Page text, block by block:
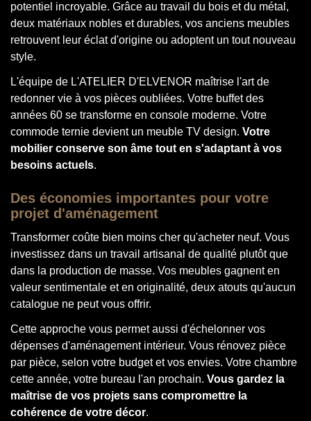
potentiel incroyable. Grâce au travail du bois et du métal,
deux matériaux nobles et durables, vos anciens meubles
retrouvent leur éclat d'origine ou adoptent un tout nouveau
style.
L'équipe de L'ATELIER D'ELVENOR maîtrise l'art de
redonner vie à vos pièces oubliées. Votre buffet des
années 60 se transforme en console moderne. Votre
commode ternie devient un meuble TV design. Votre
mobilier conserve son âme tout en s'adaptant à vos
besoins actuels.
Des économies importantes pour votre
projet d'aménagement
Transformer coûte bien moins cher qu'acheter neuf. Vous
investissez dans un travail artisanal de qualité plutôt que
dans la production de masse. Vos meubles gagnent en
valeur sentimentale et en originalité, deux atouts qu'aucun
catalogue ne peut vous offrir.
Cette approche vous permet aussi d'échelonner vos
dépenses d'aménagement intérieur. Vous rénovez pièce
par pièce, selon votre budget et vos envies. Votre chambre
cette année, votre bureau l'an prochain. Vous gardez la
maîtrise de vos projets sans compromettre la
cohérence de votre décor.